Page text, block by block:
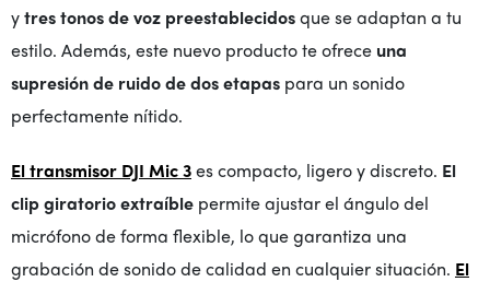
ytres tonos de voz preestablecidosque se adaptan a tu
estilo. Además, este nuevo producto te ofrece una
supresión de ruido de dos etapas para un sonido
perfectamente nítido.
El transmisor DJI Mic 3es compacto, ligero y discreto. El
clip giratorio extraíble permite ajustar el ángulo del
micrófono de forma flexible, lo que garantiza una
grabación de sonido de calidad en cualquier situación. El